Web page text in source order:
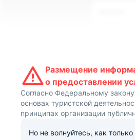
Размещение
о предоставлении
Согласно Федеральному
основах туристской
принципах организации
Но не волнуйтесь, как